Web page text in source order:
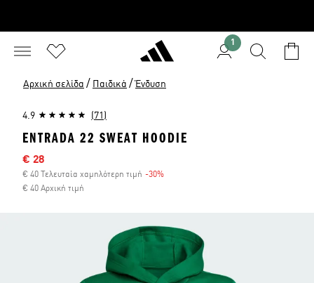
1
Αρχική σελίδα / Παιδικά / Ένδυση
4.9 (71)
ENTRADA 22 SWEAT HOODIE
Τιμή έκπτωσης
€ 28
€ 40 Τελευταία χαμηλότερη τιμή -30%
€ 40 Αρχική τιμή